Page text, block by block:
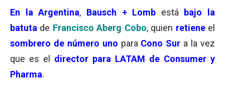
En la Argentina, Bausch + Lomb está
bajo la
batuta de Francisco Aberg Cobo, quien retiene el
sombrero de número uno para Cono Sur a la vez
que es el director para LATAM de Consumer y
Pharma.